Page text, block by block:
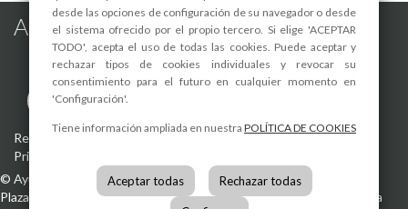
Alhama de Murcia en las Redes
Registro de actividades de tratamiento -Aviso Legal-Política de
Privacidad
© Ayuntamiento de Alhama de Murcia
Plaza de la Constitución, 130840 Alhama de Murcia(Murcia)
España
desde las opciones de configuración de su navegador o desde
el sistema ofrecido por el propio tercero. Si elige 'ACEPTAR
TODO', acepta el uso de todas las cookies. Puede aceptar y
rechazar tipos de cookies individuales y revocar su
consentimiento para el futuro en cualquier momento en
'Configuración'.
Tiene información ampliada en nuestra POLÍTICA DE COOKIES
Aceptar todas Rechazar todas